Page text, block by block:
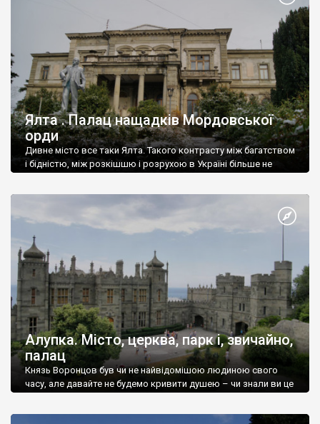
Ялта . Палац нащадків Мордовської
орди
Дивне місто все таки Ялта. Такого контрасту між багатством
і бідністю, між розкішшю і розрухою в Україні більше не
Алупка. Місто, церква, парк і, звичайно,
палац
Князь Воронцов був чи не найвідомішою людиною свого
часу, але давайте не будемо кривити душею – чи знали ви це